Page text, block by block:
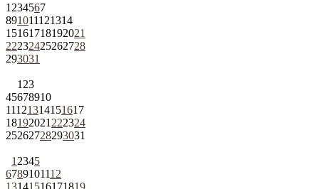
1 234567
891011121314
15161718192021
22232425262728
293031
1 23
45678910
11121314151617
18192021 222324
25262728293031
1 2345
6789101112
13141516171819